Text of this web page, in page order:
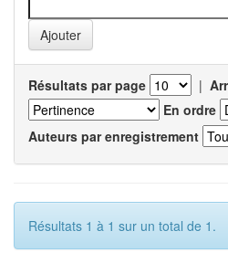
Résultats par page |
En ordre
Auteurs par enregistrement
Résultats 1 à 1 sur un total de 1.